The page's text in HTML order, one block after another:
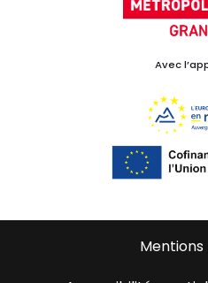
Avec
Mentions